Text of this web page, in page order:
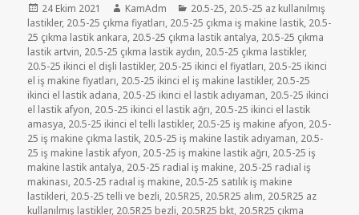
Yayın
tarihi
24 Ekim 2021 Yazar
KamAdm Kategoriler
20.5-25, 20.5-25 az kullanılmış
lastikler, 20.5-25 çıkma fiyatları, 20.5-25 çıkma iş makine lastik, 20.5-
25 çıkma lastik ankara, 20.5-25 çıkma lastik antalya, 20.5-25 çıkma
lastik artvin, 20.5-25 çıkma lastik aydın, 20.5-25 çıkma lastikler,
20.5-25 ikinci el dişli lastikler, 20.5-25 ikinci el fiyatları, 20.5-25 ikinci
el iş makine fiyatları, 20.5-25 ikinci el iş makine lastikler, 20.5-25
ikinci el lastik adana, 20.5-25 ikinci el lastik adıyaman, 20.5-25 ikinci
el lastik afyon, 20.5-25 ikinci el lastik ağrı, 20.5-25 ikinci el lastik
amasya, 20.5-25 ikinci el telli lastikler, 20.5-25 iş makine afyon, 20.5-
25 iş makine çıkma lastik, 20.5-25 iş makine lastik adıyaman, 20.5-
25 iş makine lastik afyon, 20.5-25 iş makine lastik ağrı, 20.5-25 iş
makine lastik antalya, 20.5-25 radial iş makine, 20.5-25 radıal iş
makinası, 20.5-25 radıal iş makine, 20.5-25 satılık iş makine
lastikleri, 20.5-25 telli ve bezli, 20.5R25, 20.5R25 alım, 20.5R25 az
kullanılmış lastikler, 20.5R25 bezli, 20.5R25 bkt, 20.5R25 çıkma